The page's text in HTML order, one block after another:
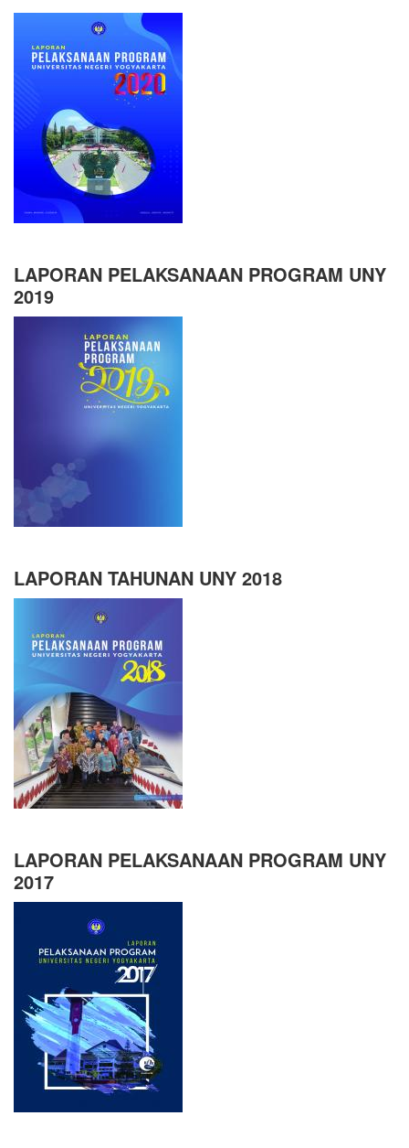
LAPORAN PELAKSANAAN PROGRAM UNY
2019
LAPORAN TAHUNAN UNY 2018
LAPORAN PELAKSANAAN PROGRAM UNY
2017